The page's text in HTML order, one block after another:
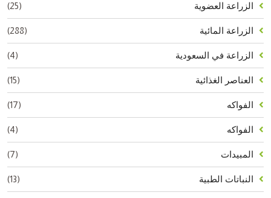
الزراعة العضوية (25)
الزراعة المائية (288)
الزراعة في السعودية (4)
العناصر الغذائية (15)
الفواكه (17)
الفواكه (4)
المبيدات (7)
النباتات الطبية (13)